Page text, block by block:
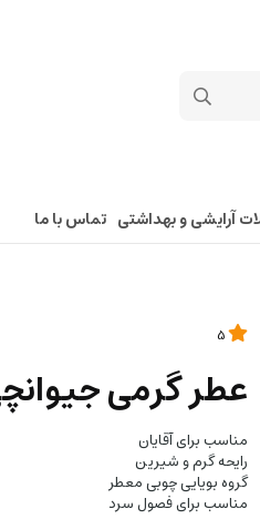
آرایشی و بهداشتی تماس با ما
عطر گرمی
مناسب برای آقایان
رایحه گرم و شیرین
گروه بویایی چوبی معطر
مناسب برای فصول سرد